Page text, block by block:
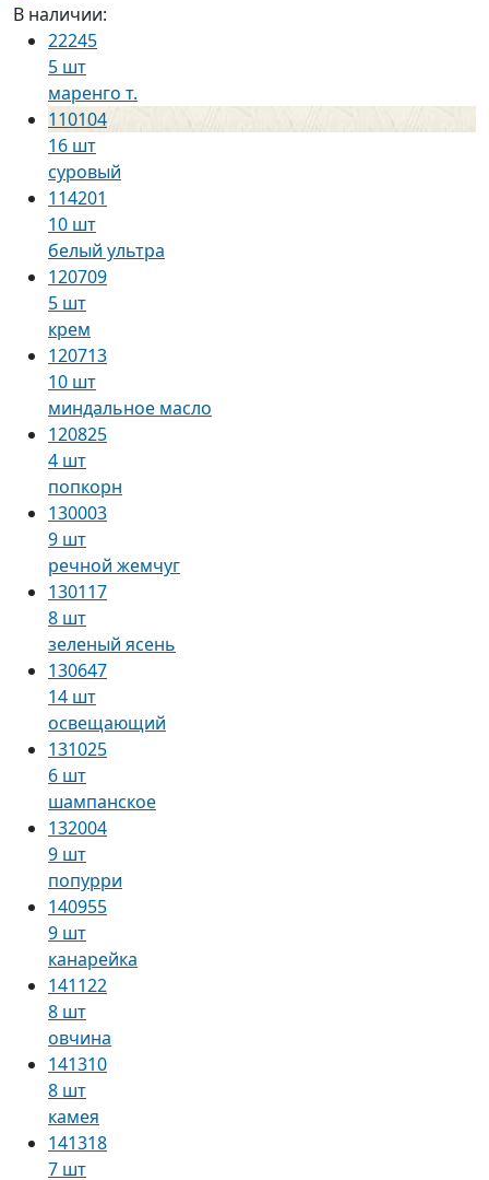
В наличии:
22245
5 шт
маренго т.
110104
16 шт
суровый
114201
10 шт
белый ультра
120709
5 шт
крем
120713
10 шт
миндальное масло
120825
4 шт
попкорн
130003
9 шт
речной жемчуг
130117
8 шт
зеленый ясень
130647
14 шт
освещающий
131025
6 шт
шампанское
132004
9 шт
попурри
140955
9 шт
канарейка
141122
8 шт
овчина
141310
8 шт
камея
141318
7 шт